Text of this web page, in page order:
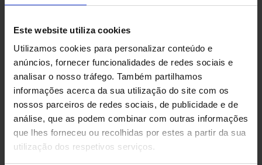
Este website utiliza cookies
Utilizamos cookies para personalizar conteúdo e
anúncios, fornecer funcionalidades de redes sociais e
analisar o nosso tráfego. Também partilhamos
informações acerca da sua utilização do site com os
nossos parceiros de redes sociais, de publicidade e de
análise, que as podem combinar com outras informações
que lhes forneceu ou recolhidas por estes a partir da sua
utilização dos respetivos serviços.
Condição
No estado
Fabricado por
TM IBÉRICA